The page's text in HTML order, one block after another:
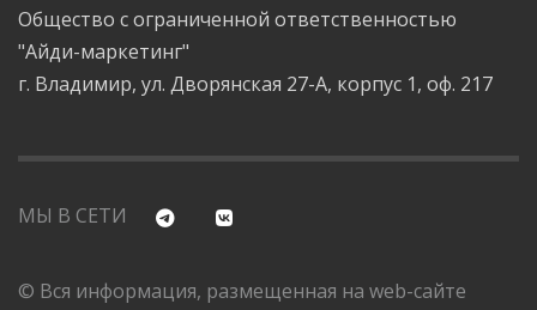
Общество с ограниченной ответственностью
"Айди-маркетинг"
г. Владимир, ул. Дворянская 27-А, корпус 1, оф. 217
МЫ В СЕТИ
© Вся информация, размещенная на web-сайте